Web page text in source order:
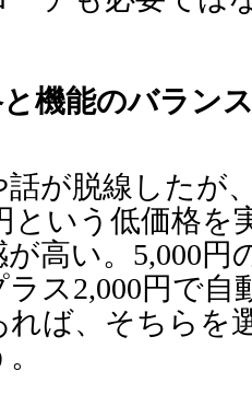
機能のバラン
が脱線したが
という低価格
が高い。5,000円
ラス2,000円で
れば、そちらを